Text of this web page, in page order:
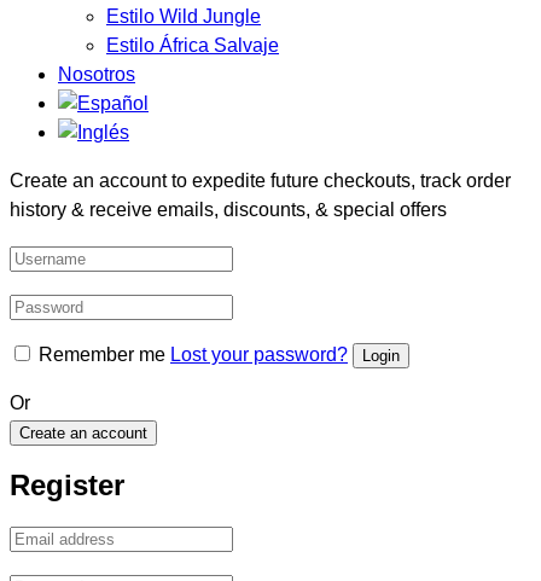
Estilo Wild Jungle
Estilo África Salvaje
Nosotros
Create an account to expedite future checkouts, track order
history & receive emails, discounts, & special offers
Remember me Lost your password?
Or
Create an account
Register